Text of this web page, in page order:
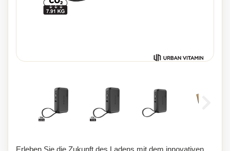
Erleben Sie die Zukunft des Ladens mit dem innovativen